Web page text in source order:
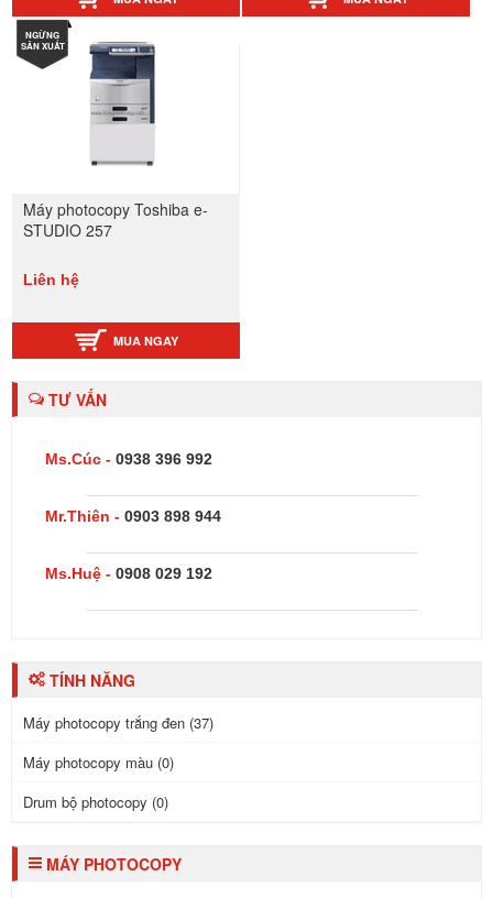
NGỪNG
SẢN XUẤT
Máy photocopy Toshiba e-
STUDIO 257
Liên hệ
MUA NGAY
TƯ VẤN
Ms.Cúc - 0938 396 992
Mr.Thiên - 0903 898 944
Ms.Huệ - 0908 029 192
TÍNH NĂNG
Máy photocopy trắng đen (37)
Máy photocopy màu (0)
Drum bộ photocopy (0)
MÁY PHOTOCOPY